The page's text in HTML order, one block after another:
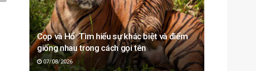
Cọp và Hổ: Tìm hiểu sự khác biệt và điểm
giống nhau trong cách gọi tên
07/08/2026